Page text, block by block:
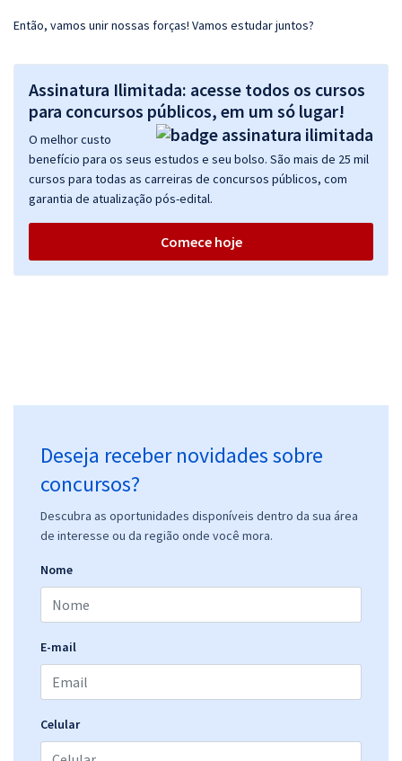
Então, vamos unir nossas forças! Vamos estudar juntos?
Assinatura Ilimitada: acesse todos os cursos
para concursos públicos, em um só lugar!
O melhor custo
benefício para os seus estudos e seu bolso. São mais de 25 mil
cursos para todas as carreiras de concursos públicos, com
garantia de atualização pós-edital.
Comece hoje
Deseja receber novidades sobre
concursos?
Descubra as oportunidades disponíveis dentro da sua área
de interesse ou da região onde você mora.
Nome
E-mail
Celular